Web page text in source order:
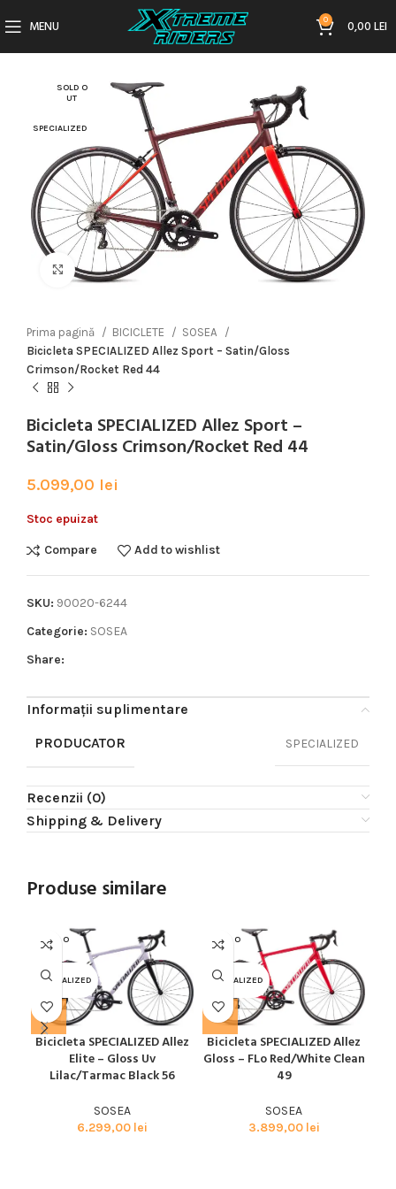
MENU 0 0,00LEI
SOLD O
UT
SPECIALIZED
Click to enlarge
Prima pagină BICICLETE
SOSEA
Bicicleta SPECIALIZED Allez Sport – Satin/Gloss
Crimson/Rocket Red 44
Bicicleta SPECIALIZED Allez Sport –
Satin/Gloss Crimson/Rocket Red 44
5.099,00 lei
Stoc epuizat
Compare Add to wishlist
SKU: 90020-6244
Categorie: SOSEA
Share:
Informații suplimentare
PRODUCATOR
SPECIALIZED
Recenzii (0)
Shipping & Delivery
Produse similare
SOLD O
UT
SPECIALIZED
Bicicleta SPECIALIZED Allez
Elite – Gloss Uv
Lilac/Tarmac Black 56
SOSEA
6.299,00 lei
SOLD O
UT
SPECIALIZED
Bicicleta SPECIALIZED Allez
Gloss – FLo Red/White Clean
49
SOSEA
3.899,00 lei